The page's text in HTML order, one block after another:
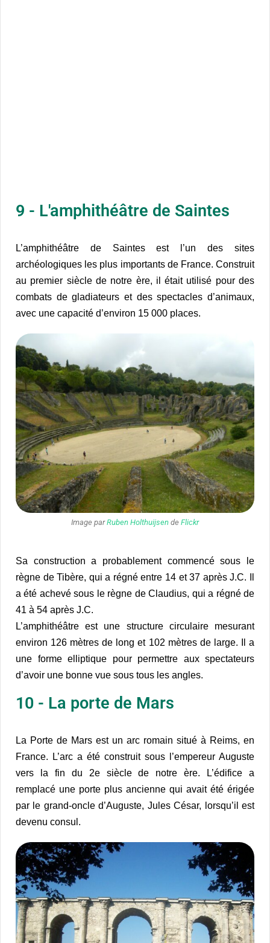
9 - L'amphithéâtre de Saintes
L’amphithéâtre de Saintes est l’un des sites
archéologiques les plus importants de France. Construit
au premier siècle de notre ère, il était utilisé pour des
combats de gladiateurs et des spectacles d’animaux,
avec une capacité d’environ 15 000 places.
Image parRuben Holthuijsen de Flickr
Sa construction a probablement commencé sous le
règne de Tibère, qui a régné entre 14 et 37 après J.C. Il
a été achevé sous le règne de Claudius, qui a régné de
41 à 54 après J.C.
L’amphithéâtre est une structure circulaire mesurant
environ 126 mètres de long et 102 mètres de large. Il a
une forme elliptique pour permettre aux spectateurs
d’avoir une bonne vue sous tous les angles.
10 - La porte de Mars
La Porte de Mars est un arc romain situé à Reims, en
France. L’arc a été construit sous l’empereur Auguste
vers la fin du 2e siècle de notre ère. L’édifice a
remplacé une porte plus ancienne qui avait été érigée
par le grand-oncle d’Auguste, Jules César, lorsqu’il est
devenu consul.